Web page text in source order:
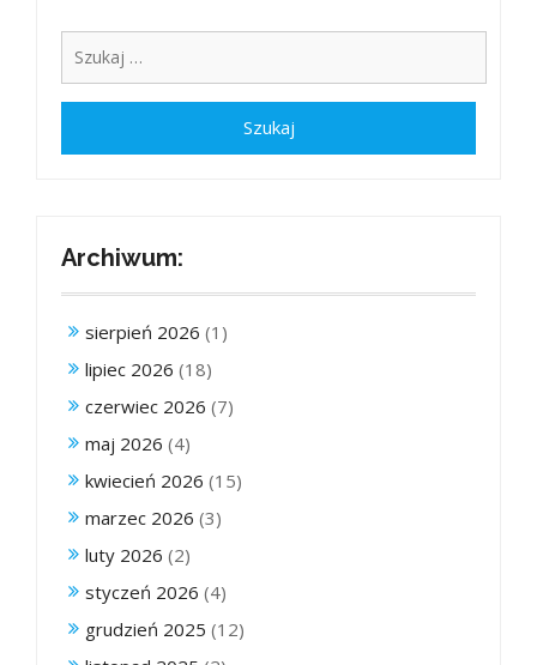
Archiwum:
sierpień 2026 (1)
lipiec 2026 (18)
czerwiec 2026 (7)
maj 2026 (4)
kwiecień 2026 (15)
marzec 2026 (3)
luty 2026 (2)
styczeń 2026 (4)
grudzień 2025 (12)